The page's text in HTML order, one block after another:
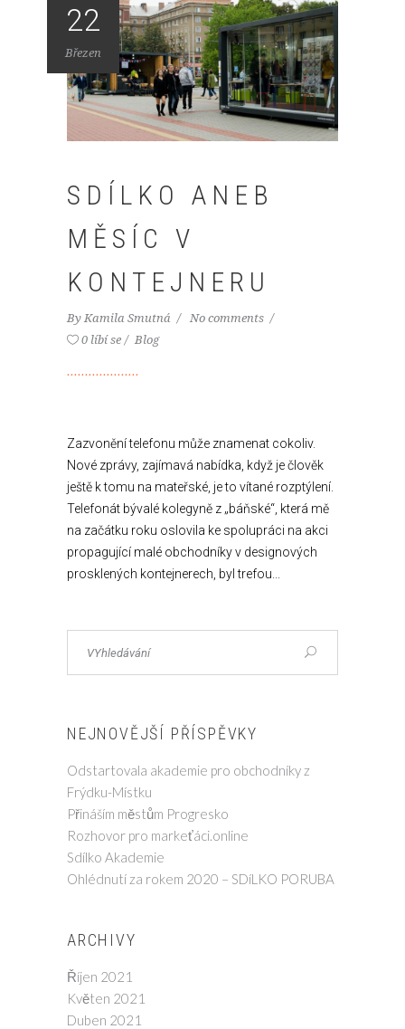
22
Březen
SDÍLKO ANEB
MĚSÍC V
KONTEJNERU
By Kamila Smutná
No comments
0 líbí se
Blog
Zazvonění telefonu může znamenat cokoliv.
Nové zprávy, zajímavá nabídka, když je člověk
ještě k tomu na mateřské, je to vítané rozptýlení.
Telefonát bývalé kolegyně z „báňské“, která mě
na začátku roku oslovila ke spolupráci na akci
propagující malé obchodníky v designových
prosklených kontejnerech, byl trefou...
NEJNOVĚJŠÍ PŘÍSPĚVKY
Odstartovala akademie pro obchodníky z
Frýdku-Místku
Přináším městům Progresko
Rozhovor pro markeťáci.online
Sdílko Akademie
Ohlédnutí za rokem 2020 – SDíLKO PORUBA
ARCHIVY
Říjen 2021
Květen 2021
Duben 2021